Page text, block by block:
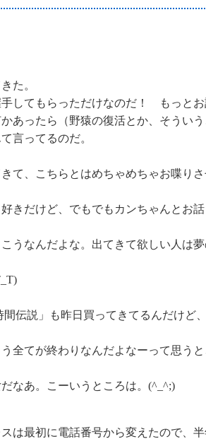
た。
してもらっただけなのだ！ もっと
あったら（野猿の復活とか、そうい
言ってるのだ。
て、こちらとはめちゃめちゃお喋り
きだけど、でもでもカンちゃんとお
うなんだよな。出てきて欲しい人は
伝説」も昨日買ってきてるんだけど
全てが終わりなんだよなーって思う
なあ。こーいうところは。(^_^;)
は最初に電話番号から変えたので、